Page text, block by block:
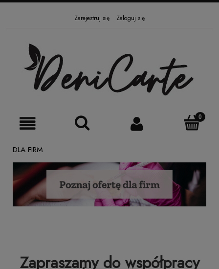
Zarejestruj się Zaloguj się
DLA FIRM
Zapraszamy do współpracy